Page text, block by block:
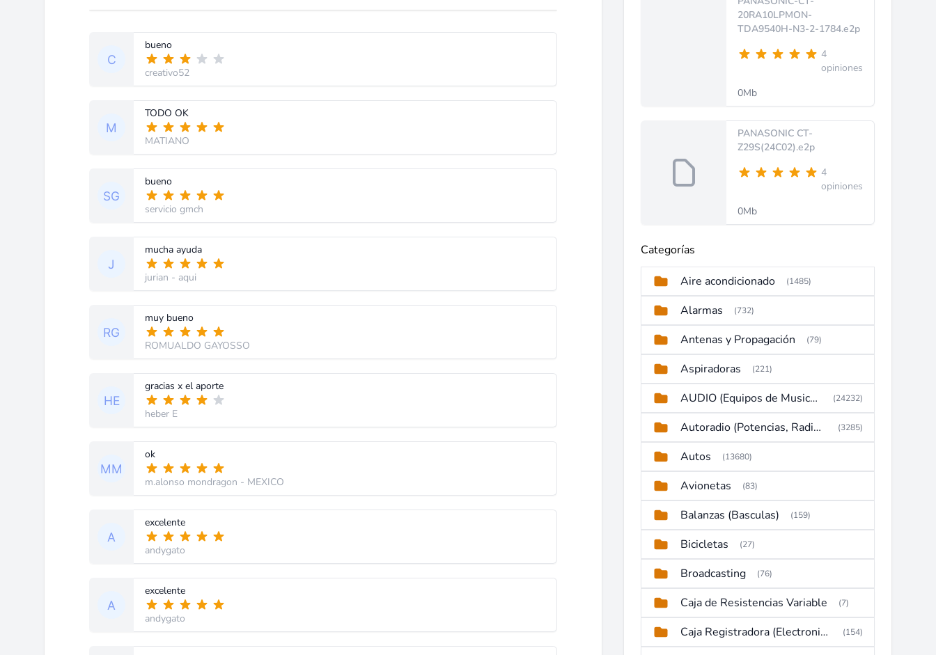
bueno
creativo52
TODO OK
MATIANO
bueno
servicio gmch
mucha ayuda
jurian - aqui
muy bueno
ROMUALDO GAYOSSO
gracias x el aporte
heber E
ok
m.alonso mondragon - MEXICO
excelente
andygato
excelente
andygato
20RA10LPMON-
TDA9540H-N3-2-1784.e2p
4
opiniones
0Mb
PANASONIC CT-
Z29S(24C02).e2p
4
opiniones
0Mb
Categorías
Aire acondicionado (1485)
Alarmas (732)
Antenas y Propagación (79)
Aspiradoras (221)
AUDIO (Equipos de Musica, Amplificadores, Reproductores, Etc) (24232)
Autoradio (Potencias, Radios y DVD) (3285)
Autos (13680)
Avionetas (83)
Balanzas (Basculas) (159)
Bicicletas (27)
Broadcasting (76)
Caja de Resistencias Variable (7)
Caja Registradora (Electronic Cash Register) (154)